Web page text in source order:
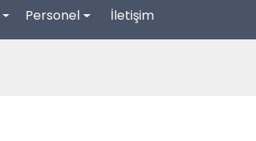
Personel İletişim